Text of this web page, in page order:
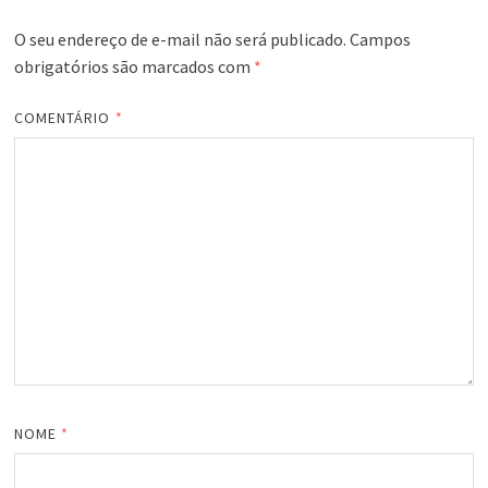
O seu endereço de e-mail não será publicado. Campos
obrigatórios são marcados com *
COMENTÁRIO *
NOME *